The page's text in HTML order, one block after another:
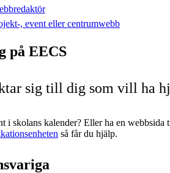
, event eller centrumwebb
på EECS
sig till dig som vill ha
i skolans kalender? Eller ha en webbsida
så får du hjälp.